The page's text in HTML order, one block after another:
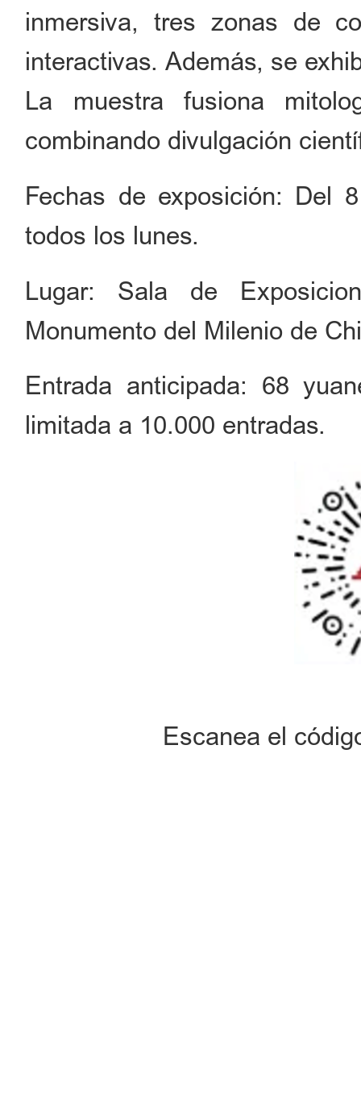
inmersiva, tres zonas de
interactivas. Además, se
La muestra fusiona
combinando divulgación
Fechas de exposición: Del
todos los lunes.
Lugar: Sala de
Monumento del Milenio de
Entrada anticipada: 68
limitada a 10.000 entradas.
Escanea el